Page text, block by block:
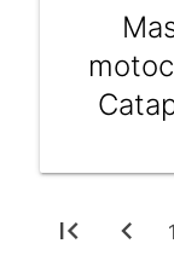
first_page chevron_left